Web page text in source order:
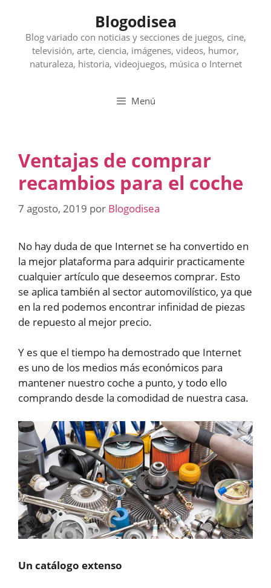
contenido
Blogodisea
Blog variado con noticias y secciones de juegos, cine,
televisión, arte, ciencia, imágenes, videos, humor,
naturaleza, historia, videojuegos, música o Internet
Menú
Ventajas de comprar
recambios para el coche
7 agosto, 2019 por Blogodisea
No hay duda de que Internet se ha convertido en
la mejor plataforma para adquirir practicamente
cualquier artículo que deseemos comprar. Esto
se aplica también al sector automovilístico, ya que
en la red podemos encontrar infinidad de piezas
de repuesto al mejor precio.
Y es que el tiempo ha demostrado que Internet
es uno de los medios más económicos para
mantener nuestro coche a punto, y todo ello
comprando desde la comodidad de nuestra casa.
Un catálogo extenso